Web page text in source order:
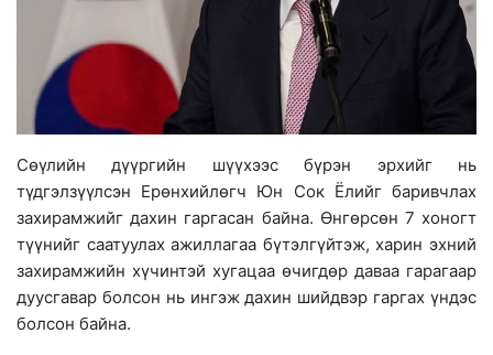
Сөүлийн дүүргийн шүүхээс бүрэн эрхийг нь
түдгэлзүүлсэн Ерөнхийлөгч Юн Сок Ёлийг баривчлах
захирамжийг дахин гаргасан байна. Өнгөрсөн 7 хоногт
түүнийг саатуулах ажиллагаа бүтэлгүйтэж, харин эхний
захирамжийн хүчинтэй хугацаа өчигдөр даваа гарагаар
дуусгавар болсон нь ингэж дахин шийдвэр гаргах үндэс
болсон байна.